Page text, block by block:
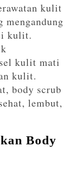
kulit
mengandung
kulit.
kulit mati
kulit.
body scrub
lembut,
Body